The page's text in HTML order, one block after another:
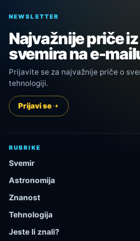
NEWSLETTER
Najvažnije priče iz
svemira na e-
Prijavite se za najvažnije priče o
tehnologiji.
Prijavi se
RUBRIKE
Svemir
Astronomija
Znanost
Tehnologija
Jeste li znali?